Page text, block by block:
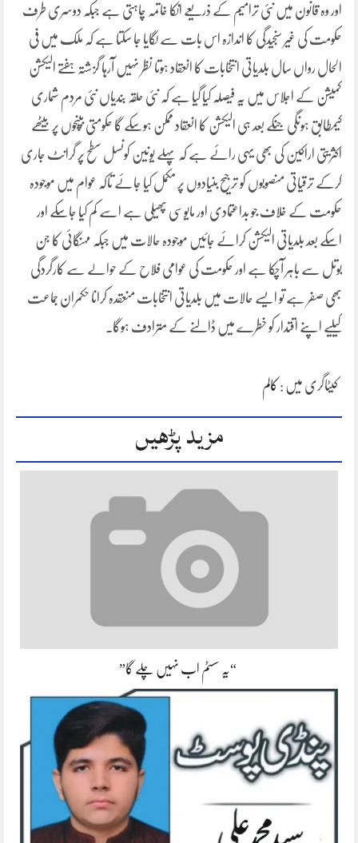
اور وہ قانون میں نئی ترامیم کے ذریعے انکا خاتمہ چاہتی ہے جبکہ دوسری طرف
حکومت کی غیر سنجیدگی کا اندازہ اس بات سے لگایا جا سکتا ہے کہ ملک میں فی
الحال رواں سال بلدیاتی انتخابات کا انعقاد ہوتا نظر نہیں آرہا گزشتہ ہفتے الیکشن
کمیشن کے اجلاس میں یہ فیصلہ کیا گیا ہے کہ نئی حلقہ بندیاں نئی مردم شماری
کیمطابق ہونگی جنکے بعد ہی الیکشن کا انعقاد ممکن ہوسکے گا حکومتی بینچوں پر بیٹھے
اکثریتی اراکین کی بھی یہی رائے ہے کہ پہلے یونین کونسل سطح پر گرانٹ جاری
کرکے ترقیاتی منصوبوں کو ترجیح بنیادوں پر مکمل کیا جائے تاکہ عوام میں موجودہ
حکومت کے خلاف جو بداعتمادی اور مایوسی پھیلی ہے اسے کم کیا جاسکے اور
اسکے بعد بلدیاتی الیکشن کرائے جائیں موجودہ حالات میں جبکہ مہنگائی کا جن
بوتل سے باہر آچکا ہے اور حکومت کی عوامی فلاح کے حوالے سے کارگردگی
بھی صفر ہے تو ایسے حالات میں بلدیاتی انتخابات منعقدہ کرانا حکمران جماعت
کیلیے اپنے اقتدار کو خطرے میں ڈالنے کے مترادف ہوگا۔
کیٹاگری میں : کالم
مزید پڑھیں
“یہ سسٹم اب نہیں چلے گا”